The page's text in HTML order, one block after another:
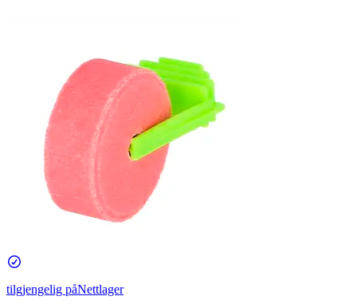
tilgjengelig påNettlager